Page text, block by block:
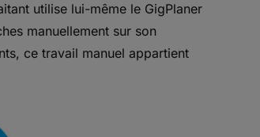
utilise lui-même le GigPlaner
manuellement sur son
ce travail manuel appartient